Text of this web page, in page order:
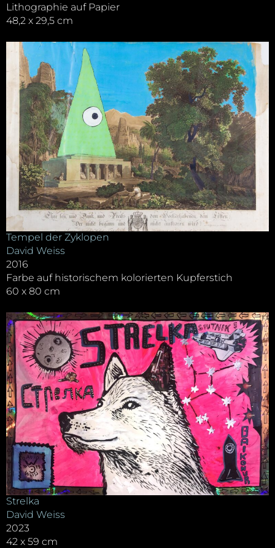
Lithographie auf Papier
48,2 x 29,5 cm
Tempel der Zyklopen
David Weiss
2016
Farbe auf historischem kolorierten Kupferstich
60 x 80 cm
Strelka
David Weiss
2023
42 x 59 cm